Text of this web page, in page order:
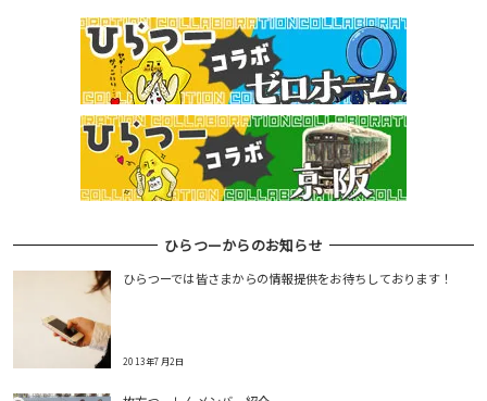
ひらつーからのお知らせ
ひらつーでは皆さまからの情報提供をお待ちしております！
2013年7月2日